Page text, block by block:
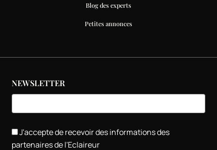
Blog des experts
Petites annonces
NEWSLETTER
J'accepte de recevoir des informations des
partenaires de l'Eclaireur